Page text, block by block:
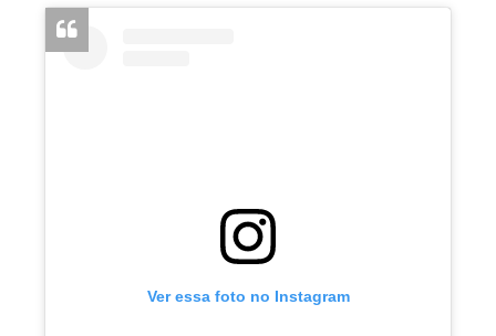
Ver essa foto no Instagram